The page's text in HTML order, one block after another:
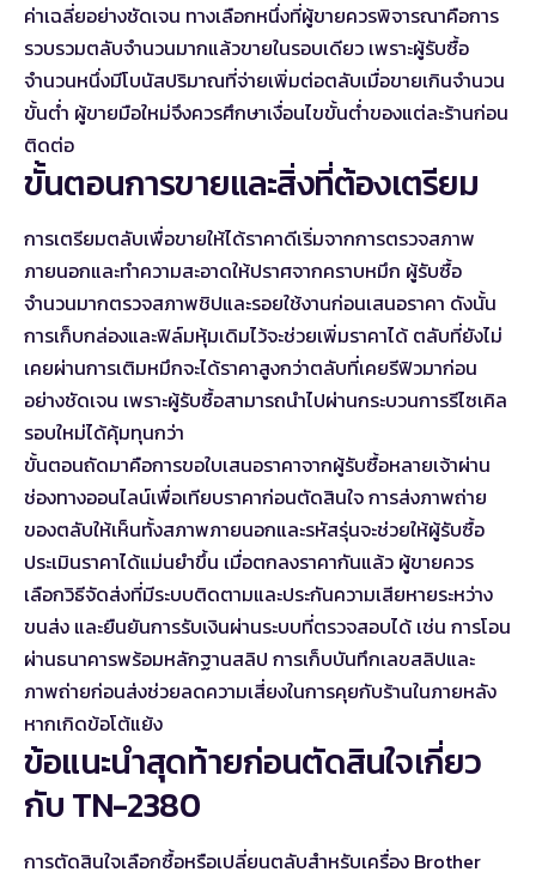
ค่าเฉลี่ยอย่างชัดเจน ทางเลือกหนึ่งที่ผู้ขายควรพิจารณาคือการ
รวบรวมตลับจำนวนมากแล้วขายในรอบเดียว เพราะผู้รับซื้อ
จำนวนหนึ่งมีโบนัสปริมาณที่จ่ายเพิ่มต่อตลับเมื่อขายเกินจำนวน
ขั้นต่ำ ผู้ขายมือใหม่จึงควรศึกษาเงื่อนไขขั้นต่ำของแต่ละร้านก่อน
ติดต่อ
ขั้นตอนการขายและสิ่งที่ต้องเตรียม
การเตรียมตลับเพื่อขายให้ได้ราคาดีเริ่มจากการตรวจสภาพ
ภายนอกและทำความสะอาดให้ปราศจากคราบหมึก ผู้รับซื้อ
จำนวนมากตรวจสภาพชิปและรอยใช้งานก่อนเสนอราคา ดังนั้น
การเก็บกล่องและฟิล์มหุ้มเดิมไว้จะช่วยเพิ่มราคาได้ ตลับที่ยังไม่
เคยผ่านการเติมหมึกจะได้ราคาสูงกว่าตลับที่เคยรีฟิวมาก่อน
อย่างชัดเจน เพราะผู้รับซื้อสามารถนำไปผ่านกระบวนการรีไซเคิล
รอบใหม่ได้คุ้มทุนกว่า
ขั้นตอนถัดมาคือการขอใบเสนอราคาจากผู้รับซื้อหลายเจ้าผ่าน
ช่องทางออนไลน์เพื่อเทียบราคาก่อนตัดสินใจ การส่งภาพถ่าย
ของตลับให้เห็นทั้งสภาพภายนอกและรหัสรุ่นจะช่วยให้ผู้รับซื้อ
ประเมินราคาได้แม่นยำขึ้น เมื่อตกลงราคากันแล้ว ผู้ขายควร
เลือกวิธีจัดส่งที่มีระบบติดตามและประกันความเสียหายระหว่าง
ขนส่ง และยืนยันการรับเงินผ่านระบบที่ตรวจสอบได้ เช่น การโอน
ผ่านธนาคารพร้อมหลักฐานสลิป การเก็บบันทึกเลขสลิปและ
ภาพถ่ายก่อนส่งช่วยลดความเสี่ยงในการคุยกับร้านในภายหลัง
หากเกิดข้อโต้แย้ง
ข้อแนะนำสุดท้ายก่อนตัดสินใจเกี่ยว
กับ TN-2380
การตัดสินใจเลือกซื้อหรือเปลี่ยนตลับสำหรับเครื่อง Brother